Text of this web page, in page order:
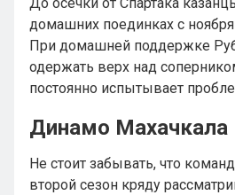
домашних поединках с
При домашней поддержке
одержать верх над
постоянно испытывает
Динамо Махачкала
Не стоит забывать, что
второй сезон кряду